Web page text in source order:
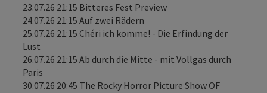
23.07.26 21:15 Bitteres Fest Preview
24.07.26 21:15 Auf zwei Rädern
25.07.26 21:15 Chéri ich komme! - Die Erfindung der
Lust
26.07.26 21:15 Ab durch die Mitte - mit Vollgas durch
Paris
30.07.26 20:45 The Rocky Horror Picture Show OF